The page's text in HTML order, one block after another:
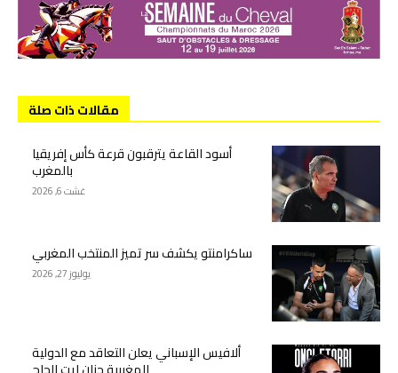
مقالات ذات صلة
أسود القاعة يترقبون قرعة كأس إفريقيا
بالمغرب
غشت 6, 2026
ساكرامنتو يكشف سر تميز المنتخب المغربي
يوليوز 27, 2026
ألافيس الإسباني يعلن التعاقد مع الدولية